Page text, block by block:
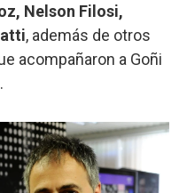
Nelson Filosi,
, además de otros
acompañaron a Goñi